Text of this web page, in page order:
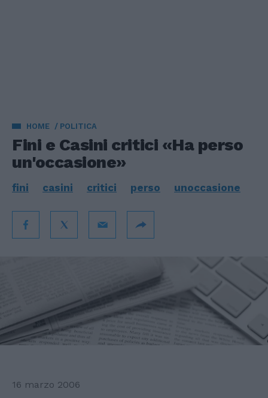
HOME POLITICA
Fini e Casini critici «Ha perso
un'occasione»
fini casini critici perso unoccasione
16 marzo 2006